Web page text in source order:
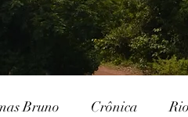
Bruno Crônica